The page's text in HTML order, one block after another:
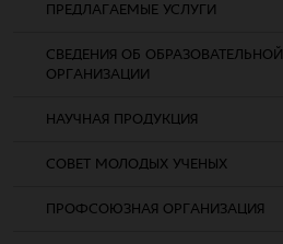
ПРЕДЛАГАЕМЫЕ УСЛУГИ
СВЕДЕНИЯ ОБ ОБРАЗОВАТЕЛЬНОЙ
ОРГАНИЗАЦИИ
НАУЧНАЯ ПРОДУКЦИЯ
СОВЕТ МОЛОДЫХ УЧЕНЫХ
ПРОФСОЮЗНАЯ ОРГАНИЗАЦИЯ